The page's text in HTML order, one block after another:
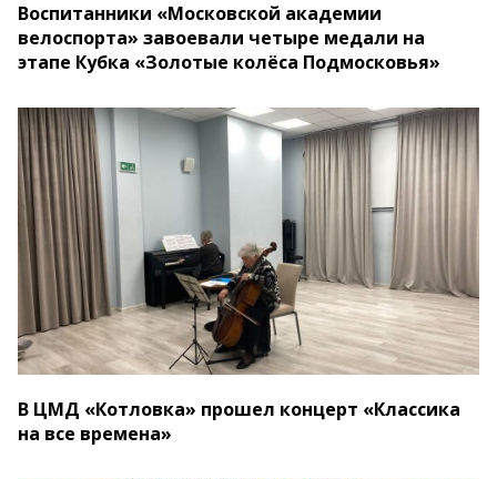
Воспитанники «Московской академии
велоспорта» завоевали четыре медали на
этапе Кубка «Золотые колёса Подмосковья»
В ЦМД «Котловка» прошел концерт «Классика
на все времена»